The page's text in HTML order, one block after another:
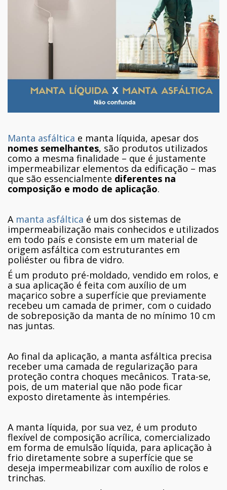
Manta asfáltica e manta líquida, apesar dos
nomes semelhantes, são produtos utilizados
como a mesma finalidade – que é justamente
impermeabilizar elementos da edificação – mas
que são essencialmente diferentes na
composição e modo de aplicação.
A manta asfáltica é um dos sistemas de
impermeabilização mais conhecidos e utilizados
em todo país e consiste em um material de
origem asfáltica com estruturantes em
poliéster ou fibra de vidro.
É um produto pré-moldado, vendido em rolos, e
a sua aplicação é feita com auxílio de um
maçarico sobre a superfície que previamente
recebeu um camada de primer, com o cuidado
de sobreposição da manta de no mínimo 10 cm
nas juntas.
Ao final da aplicação, a manta asfáltica precisa
receber uma camada de regularização para
proteção contra choques mecânicos. Trata-se,
pois, de um material que não pode ficar
exposto diretamente às intempéries.
A manta líquida, por sua vez, é um produto
flexível de composição acrílica, comercializado
em forma de emulsão líquida, para aplicação à
frio diretamente sobre a superfície que se
deseja impermeabilizar com auxílio de rolos e
trinchas.